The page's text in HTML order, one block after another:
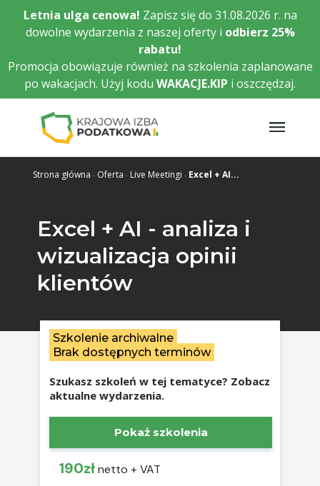
Przejdź
treści
Letnia ulga cenowa! Zapisz się do 31.08.2026 r. na
dowolne wydarzenia z naszej oferty i odbierz 25%
rabatu!
Promocja obowiązuje również na szkolenia zaplanowane
po wakacjach. Użyj kodu WAKACJE.KIP i oszczędzaj.
Strona główna Oferta Live Meetingi Excel + AI...
Excel + AI - analiza i
wizualizacja opinii
klientów
Szkolenie archiwalne
Brak dostępnych terminów
Szukasz szkoleń w tej tematyce? Zobacz
aktualne wydarzenia.
Pokaż szkolenia
190złnetto + VAT